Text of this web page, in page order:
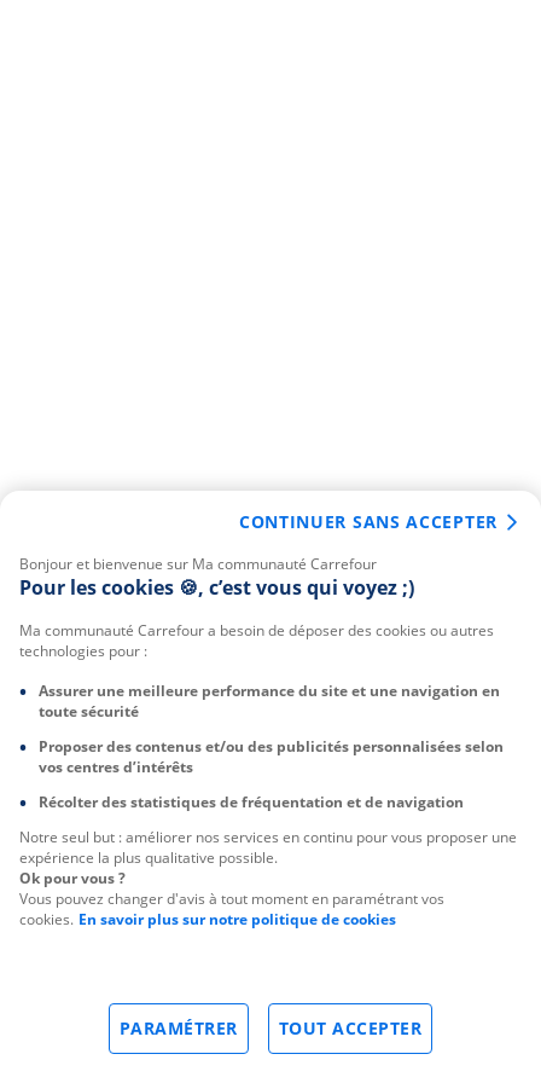
Bonjour et bienvenue sur Ma communauté Carrefour
Pour les cookies 🍪, c’est vous qui voyez ;)
Ma communauté Carrefour a besoin de déposer des cookies ou autres
technologies pour :
Assurer une meilleure performance du site et une navigation en
toute sécurité
Proposer des contenus et/ou des publicités personnalisées selon
vos centres d’intérêts
Récolter des statistiques de fréquentation et de navigation
Notre seul but : améliorer nos services en continu pour vous proposer une
expérience la plus qualitative possible.
Ok pour vous ?
Vous pouvez changer d'avis à tout moment en paramétrant vos
cookies. En savoir plus sur notre politique de cookies
TOUT ACCEPTER
PARAMÉTRER
CONTINUER SANS ACCEPTER